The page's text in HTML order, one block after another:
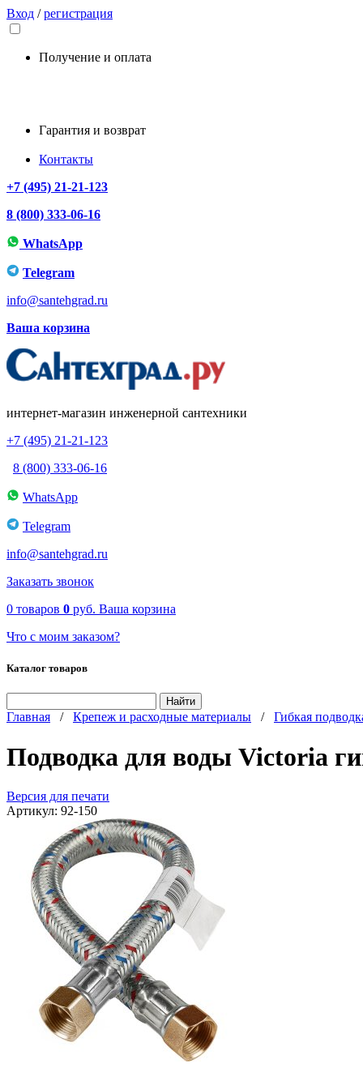
Вход /регистрация
Получение и оплата
Гарантия и возврат
Контакты
+7 (495) 21-21-123
8 (800) 333-06-16
WhatsApp
Telegram
info@santehgrad.ru
Ваша корзина
интернет-магазин инженерной сантехники
+7 (495) 21-21-123
8 (800) 333-06-16
WhatsApp
Telegram
info@santehgrad.ru
Заказать звонок
0 товаров 0 руб. Ваша корзина
Что с моим заказом?
Каталог товаров
Главная / Крепеж и расходные материалы / Гибкая
Подводка для воды Victoria
Версия для печати
Артикул: 92-150